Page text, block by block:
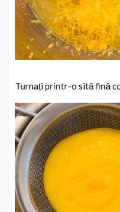
Turnați printr-o sită fină